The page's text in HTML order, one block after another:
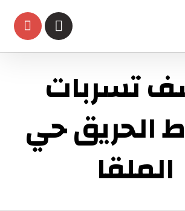
تسربات
الحريق حي
الملقا